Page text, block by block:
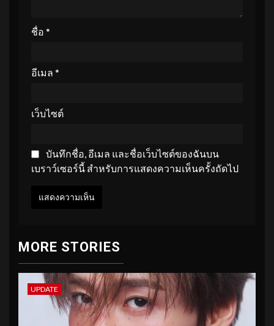
ชื่อ *
อีเมล *
เว็บไซต์
บันทึกชื่อ, อีเมล และชื่อเว็บไซต์ของฉันบน
เบราว์เซอร์นี้ สำหรับการแสดงความเห็นครั้งถัดไป
MORE STORIES
UPDATE